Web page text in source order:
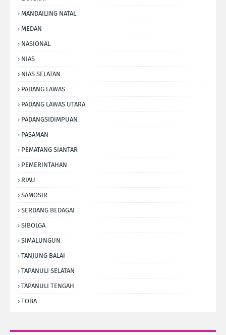
MANDAILING NATAL
MEDAN
NASIONAL
NIAS
NIAS SELATAN
PADANG LAWAS
PADANG LAWAS UTARA
PADANGSIDIMPUAN
PASAMAN
PEMATANG SIANTAR
PEMERINTAHAN
RIAU
SAMOSIR
SERDANG BEDAGAI
SIBOLGA
SIMALUNGUN
TANJUNG BALAI
TAPANULI SELATAN
TAPANULI TENGAH
TOBA